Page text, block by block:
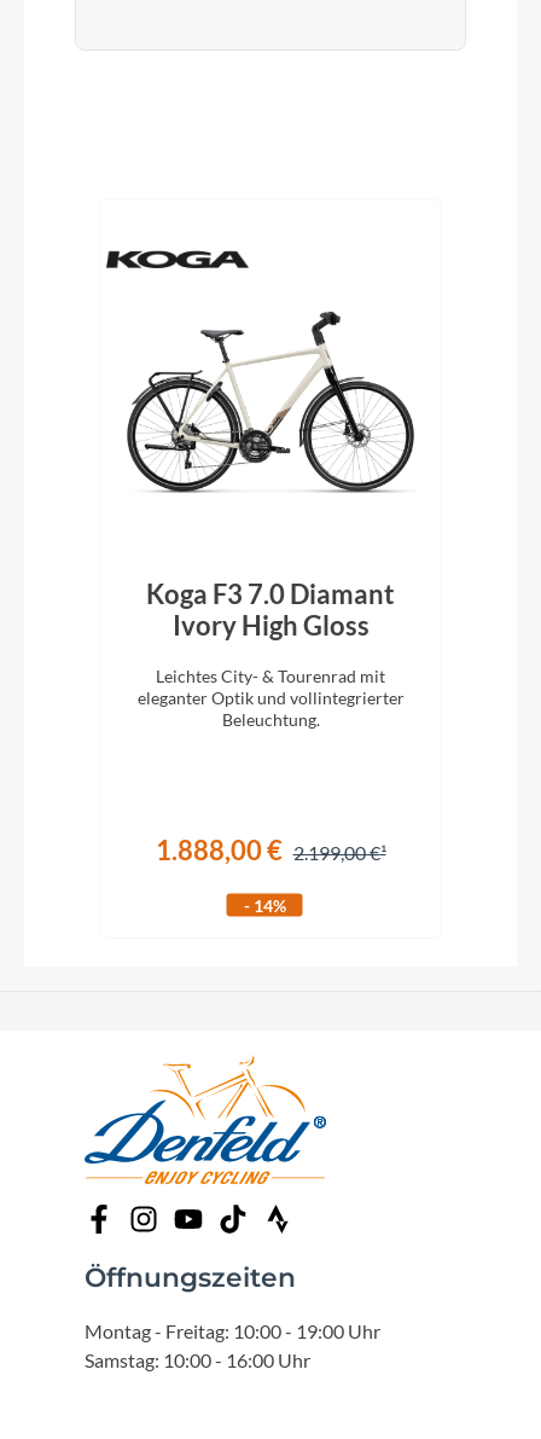
Koga F3 7.0 Diamant
Ivory High Gloss
Leichtes City- & Tourenrad mit
eleganter Optik und vollintegrierter
Beleuchtung.
1.888,00 € 2.199,00 €
- 14%
Öffnungszeiten
Montag - Freitag: 10:00 - 19:00 Uhr
Samstag: 10:00 - 16:00 Uhr